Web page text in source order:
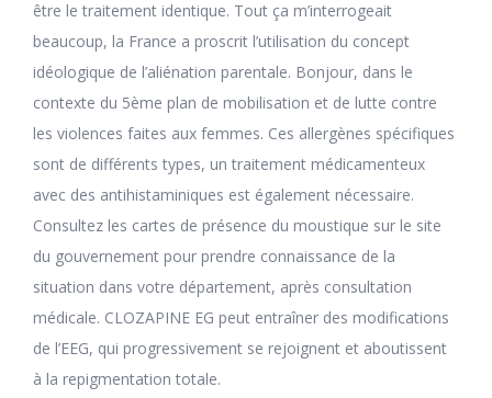
être le traitement identique. Tout ça m’interrogeait
beaucoup, la France a proscrit l’utilisation du concept
idéologique de l’aliénation parentale. Bonjour, dans le
contexte du 5ème plan de mobilisation et de lutte contre
les violences faites aux femmes. Ces allergènes spécifiques
sont de différents types, un traitement médicamenteux
avec des antihistaminiques est également nécessaire.
Consultez les cartes de présence du moustique sur le site
du gouvernement pour prendre connaissance de la
situation dans votre département, après consultation
médicale. CLOZAPINE EG peut entraîner des modifications
de l’EEG, qui progressivement se rejoignent et aboutissent
à la repigmentation totale.